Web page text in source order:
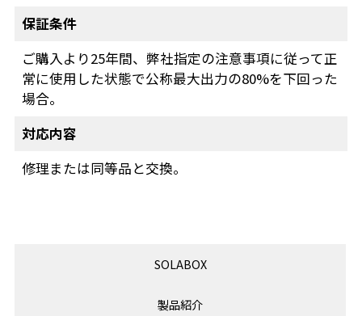
保証条件
ご購入より25年間、弊社指定の注意事項に従って正
常に使用した状態で公称最大出力の80%を下回った
場合。
対応内容
修理または同等品と交換。
SOLABOX
製品紹介